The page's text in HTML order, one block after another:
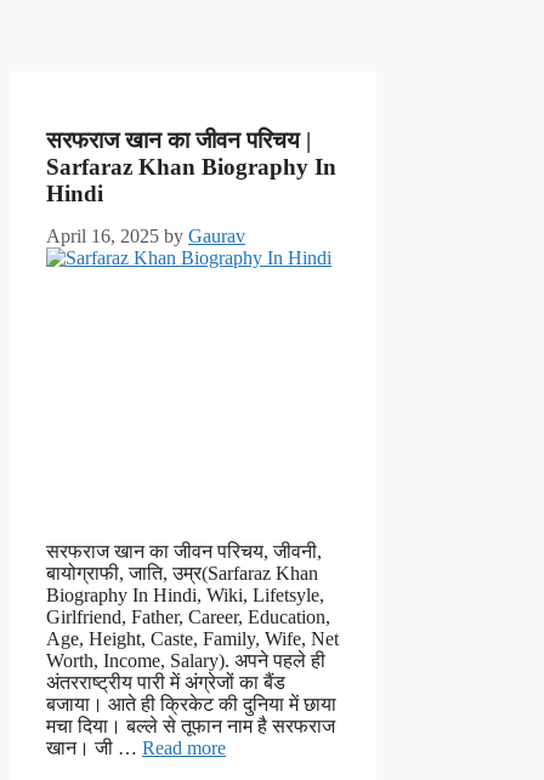
सरफराज खान का जीवन परिचय |
Sarfaraz Khan Biography In
Hindi
April 16, 2025 by Gaurav
सरफराज खान का जीवन परिचय, जीवनी,
बायोग्राफी, जाति, उम्र(Sarfaraz Khan
Biography In Hindi, Wiki, Lifetsyle,
Girlfriend, Father, Career, Education,
Age, Height, Caste, Family, Wife, Net
Worth, Income, Salary). अपने पहले ही
अंतरराष्ट्रीय पारी में अंग्रेजों का बैंड
बजाया। आते ही क्रिकेट की दुनिया में छाया
मचा दिया। बल्ले से तूफान नाम है सरफराज
खान। जी … Read more